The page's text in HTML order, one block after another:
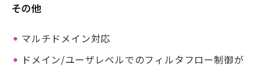
その他
マルチドメイン対応
ドメイン/ユーザレベルでのフィルタフロー制御が